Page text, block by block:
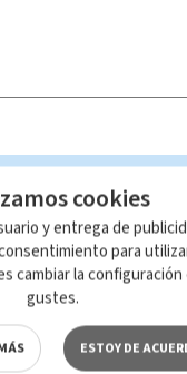
de TELEDIARIO;
cookies
y entrega de
para
cambiar la
gustes.
ESTOY DE